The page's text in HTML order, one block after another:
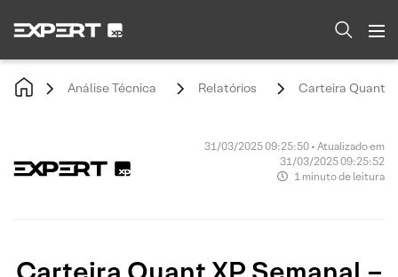
Análise Técnica Relatórios Carteira Quant
31/03/2025 09:25:50 • Atualizado em
31/03/2025 09:25:52
1 minuto de leitura